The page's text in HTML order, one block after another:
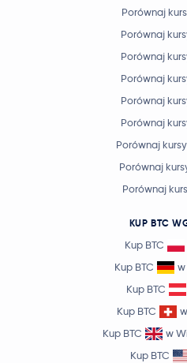
Porównaj
Porównaj
Porównaj
Porównaj
Porównaj
Porównaj
Porównaj kursy
Porównaj
Porównaj
KUP BTC
Kup BTC
Kup BTC
w
Kup BTC
Kup BTC
Kup BTC
w
Kup BTC